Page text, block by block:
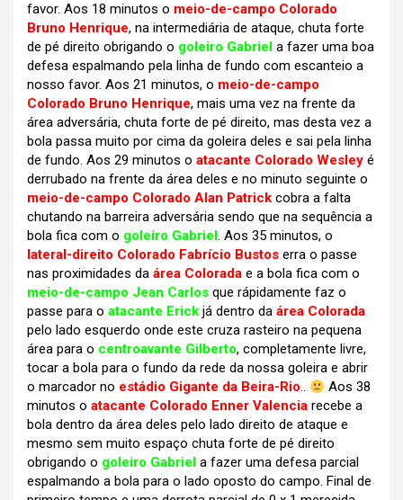
favor. Aos 18 minutos o meio-de-campo Colorado
Bruno Henrique, na intermediária de ataque, chuta forte
de pé direito obrigando o goleiro Gabriel a fazer uma boa
defesa espalmando pela linha de fundo com escanteio a
nosso favor. Aos 21 minutos, o meio-de-campo
Colorado Bruno Henrique, mais uma vez na frente da
área adversária, chuta forte de pé direito, mas desta vez a
bola passa muito por cima da goleira deles e sai pela linha
de fundo. Aos 29 minutos o atacante Colorado Wesley é
derrubado na frente da área deles e no minuto seguinte o
meio-de-campo Colorado Alan Patrick cobra a falta
chutando na barreira adversária sendo que na sequência a
bola fica com o goleiro Gabriel. Aos 35 minutos, o
lateral-direito Colorado Fabrício Bustos erra o passe
nas proximidades da área Colorada e a bola fica com o
meio-de-campo Jean Carlos que rápidamente faz o
passe para o atacante Erick já dentro da área Colorada
pelo lado esquerdo onde este cruza rasteiro na pequena
área para o centroavante Gilberto, completamente livre,
tocar a bola para o fundo da rede da nossa goleira e abrir
o marcador no estádio Gigante da Beira-Rio..
Aos 38
minutos o atacante Colorado Enner Valencia recebe a
bola dentro da área deles pelo lado direito de ataque e
mesmo sem muito espaço chuta forte de pé direito
obrigando o goleiro Gabriel a fazer uma defesa parcial
espalmando a bola para o lado oposto do campo. Final de